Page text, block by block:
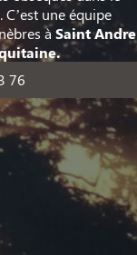
une équipe
à Saint Andre
76